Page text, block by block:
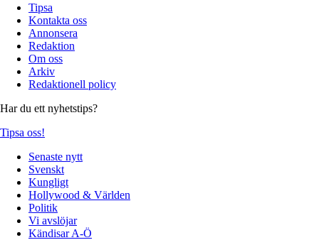
Tipsa
Kontakta oss
Annonsera
Redaktion
Om oss
Arkiv
Redaktionell policy
Har du ett nyhetstips?
Tipsa oss!
Senaste nytt
Svenskt
Kungligt
Hollywood & Världen
Politik
Vi avslöjar
Kändisar A-Ö